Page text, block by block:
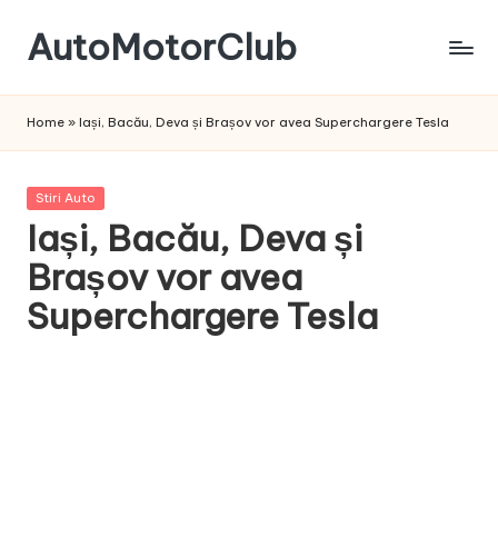
Skip
content
AutoMotorClub
masini
pasionatii
de
masini
Home » Iași, Bacău, Deva și Brașov vor avea Superchargere Tesla
Posted
Stiri Auto
Iași, Bacău, Deva și
Brașov vor avea
Superchargere Tesla